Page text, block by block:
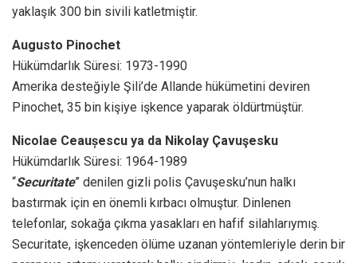
yaklaşık 300 bin sivili katletmiştir.
Augusto Pinochet
Hükümdarlık Süresi: 1973-1990
Amerika desteğiyle Şili’de Allande hükümetini deviren
Pinochet, 35 bin kişiye işkence yaparak öldürtmüştür.
Nicolae Ceaușescu ya da Nikolay Çavuşesku
Hükümdarlık Süresi: 1964-1989
“Securitate” denilen gizli polis Çavuşesku’nun halkı
bastırmak için en önemli kırbacı olmuştur. Dinlenen
telefonlar, sokağa çıkma yasakları en hafif silahlarıymış.
Securitate, işkenceden ölüme uzanan yöntemleriyle derin bir